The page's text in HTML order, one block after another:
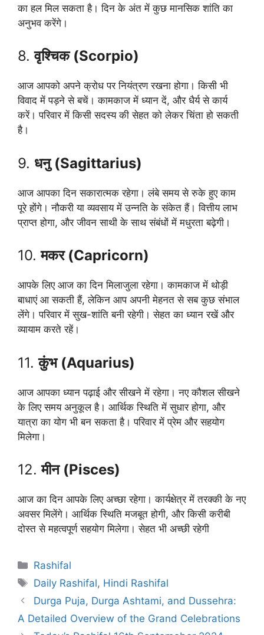
का हल मिल सकता है। दिन के अंत में कुछ मानसिक शांति का
अनुभव करेंगे।
8.वृश्चिक (Scorpio)
आज आपको अपने क्रोध पर नियंत्रण रखना होगा। किसी भी
विवाद में पड़ने से बचें। कामकाज में ध्यान दें, और धैर्य से कार्य
करें। परिवार में किसी सदस्य की सेहत को लेकर चिंता हो सकती
है।
9. धनु (Sagittarius)
आज आपका दिन सकारात्मक रहेगा। लंबे समय से रुके हुए काम
पूरे होंगे। नौकरी या व्यवसाय में उन्नति के संकेत हैं। वित्तीय लाभ
प्राप्त होगा, और जीवन साथी के साथ संबंधों में मधुरता बढ़ेगी।
10.मकर (Capricorn)
आपके लिए आज का दिन मिलाजुला रहेगा। कामकाज में थोड़ी
बाधाएं आ सकती हैं, लेकिन आप अपनी मेहनत से सब कुछ संभाल
लेंगे। परिवार में सुख-शांति बनी रहेगी। सेहत का ध्यान रखें और
व्यायाम करते रहें।
11.कुंभ (Aquarius)
आज आपका ध्यान पढ़ाई और सीखने में रहेगा। नए कौशल सीखने
के लिए समय अनुकूल है। आर्थिक स्थिति में सुधार होगा, और
यात्रा का योग भी बन सकता है। परिवार में प्रेम और सहयोग
मिलेगा।
12.मीन (Pisces)
आज का दिन आपके लिए अच्छा रहेगा। कार्यक्षेत्र में तरक्की के नए
अवसर मिलेंगे। आर्थिक स्थिति मजबूत होगी, और किसी करीबी
दोस्त से महत्वपूर्ण सहयोग मिलेगा। सेहत भी अच्छी रहेगी
Categories
Rashifal
Tags
Daily Rashifal, Hindi Rashifal
Durga Puja, Durga Ashtami, and Dussehra:
A Detailed Overview of the Grand Celebrations